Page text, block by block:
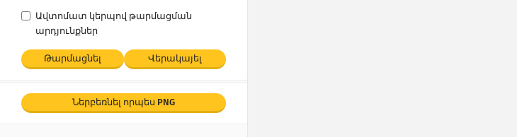
Ավտոմատ կերպով թարմացման
արդյունքներ
Թարմացնել Վերակայել
Ներբեռնել որպես PNG